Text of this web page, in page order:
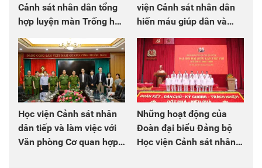
Cảnh sát nhân dân tổng
hợp luyện màn Trống hội
chào mừng Đại hội Đảng
viện Cảnh sát nhân dân
hiến máu giúp dân và
đồng đội
Học viện Cảnh sát nhân
dân tiếp và làm việc với
Văn phòng Cơ quan hợp
Những hoạt động của
Đoàn đại biểu Đảng bộ
Học viện Cảnh sát nhân